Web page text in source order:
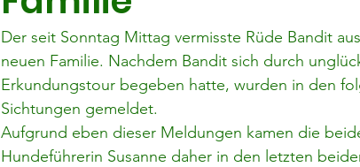
Der seit Sonntag Mittag vermisste Rüde Bandit
neuen Familie. Nachdem Bandit sich durch
Erkundungstour begeben hatte, wurden in den
Sichtungen gemeldet.
Aufgrund eben dieser Meldungen kamen die
Hundeführerin Susanne daher in den letzten